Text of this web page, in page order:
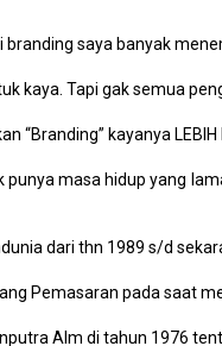
saya banyak
kaya. Tapi gak semua
“Branding” kayanya LEBIH
masa hidup yang
dari thn 1989 s/d
Pemasaran pada saat
Alm di tahun 1976